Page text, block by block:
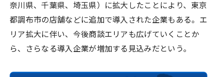
奈川県、千葉県、埼玉県）に拡大したことにより、東京
都調布市の店舗などに追加で導入された企業もある。エ
リア拡大に伴い、今後商談エリアも広げていくことか
ら、さらなる導入企業が増加する見込みだという。